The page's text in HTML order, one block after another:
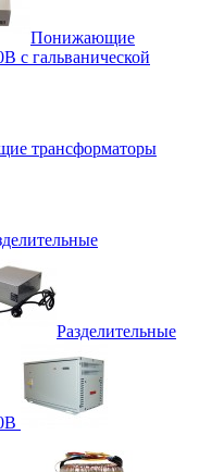
Понижающие
с гальванической
трансформаторы
Разделительные